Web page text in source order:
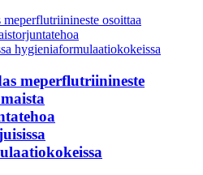
meperflutriinineste